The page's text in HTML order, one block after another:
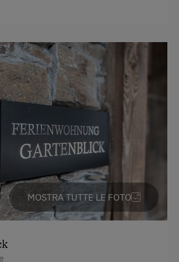
microonde con funzione forno
veloce ad internet
MOSTRA TUTTE LE FOTO